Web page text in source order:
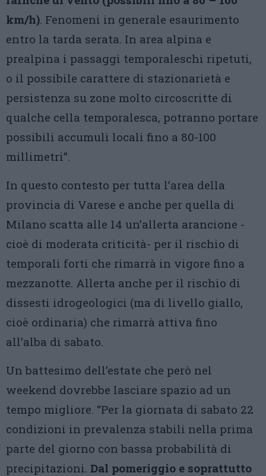
km/h). Fenomeni in generale esaurimento
entro la tarda serata. In area alpina e
prealpina i passaggi temporaleschi ripetuti,
o il possibile carattere di stazionarietà e
persistenza su zone molto circoscritte di
qualche cella temporalesca, potranno portare
possibili accumuli locali fino a 80-100
millimetri”.
In questo contesto per tutta l’area della
provincia di Varese e anche per quella di
Milano scatta alle 14 un’allerta arancione -
cioè di moderata criticità- per il rischio di
temporali forti che rimarrà in vigore fino a
mezzanotte. Allerta anche per il rischio di
dissesti idrogeologici (ma di livello giallo,
cioè ordinaria) che rimarrà attiva fino
all’alba di sabato.
Un battesimo dell’estate che però nel
weekend dovrebbe lasciare spazio ad un
tempo migliore. “Per la giornata di sabato 22
condizioni in prevalenza stabili nella prima
parte del giorno con bassa probabilità di
precipitazioni. Dal pomeriggio e soprattutto